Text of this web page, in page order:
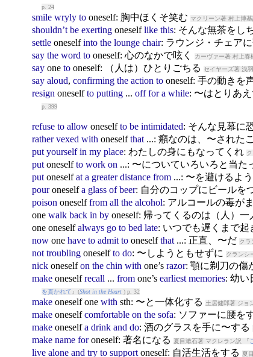
p. 24
smile wryly to oneself: 胸中ほくそ笑む マクリーン著 村上博基
shouldn’t be exerting oneself like this: そんな無茶をし
settle oneself into the lounge chair: ラウンジ・チェアに
say the word to oneself: 心のなかで呟く カーヴァー著 村上春
sayone to oneself: （人は）ひとりごちる セイヤーズ著 浅
say aloud, confirming the action to oneself: 手の動きを
resign oneself to putting... off for a while: 〜はとりあ
p. 399
refuse to allow oneself to be intimidated: そんな見幕に
rather vexed with oneself that...: 癪なのは、〜された
put yourself in my place: わたしの身にもなってくれ
put oneself to work on...: 〜についていろいろと当た
put oneself at a greater distance from...: 〜を避けるよ
pour oneself a glass of beer: 自分のコップにビールを
poison oneself from all the alcohol: アルコールの毒が
one walk back in by oneself: 帰ってくるのは（人）一
one oneself always go to bed late: いつでも遅くまで起
nowone have to admit to oneself that...: 正直、〜だ クラ
not troubling oneself to do: 〜しようともせずに クランシ
nick oneself on the chin withone’s razor: 顎に剃刀の傷
make oneself recall... fromone’s earliest memories: 幼い
を貫かれて 』(Shot in the Heart) p. 32
make oneselfone withsth: 〜と一体化する 土居健郎著 ジョ
make oneself comfortable on the sofa: ソファーに腰を
make oneself a drink and do: 酒のグラスを手に〜する
make name for oneself: 著名になる 夏目漱石著 マクレラン訳 『
live alone and try to support oneself: 自活生活をする 夏